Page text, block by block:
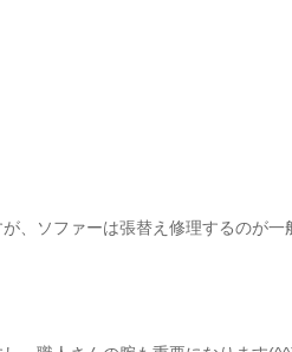
、ソファーは張替え修理するのが一